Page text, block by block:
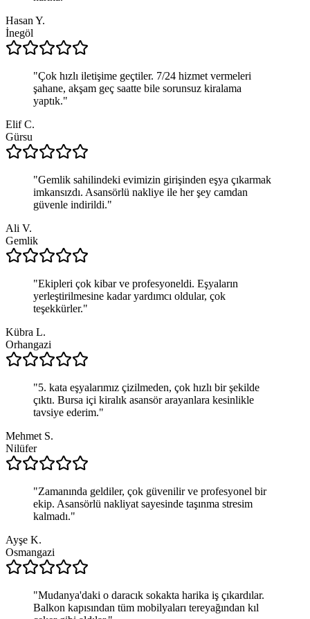
Hasan Y.
İnegöl
"Çok hızlı iletişime geçtiler. 7/24 hizmet vermeleri
şahane, akşam geç saatte bile sorunsuz kiralama
yaptık."
Elif C.
Gürsu
"Gemlik sahilindeki evimizin girişinden eşya çıkarmak
imkansızdı. Asansörlü nakliye ile her şey camdan
güvenle indirildi."
Ali V.
Gemlik
"Ekipleri çok kibar ve profesyoneldi. Eşyaların
yerleştirilmesine kadar yardımcı oldular, çok
teşekkürler."
Kübra L.
Orhangazi
"5. kata eşyalarımız çizilmeden, çok hızlı bir şekilde
çıktı. Bursa içi kiralık asansör arayanlara kesinlikle
tavsiye ederim."
Mehmet S.
Nilüfer
"Zamanında geldiler, çok güvenilir ve profesyonel bir
ekip. Asansörlü nakliyat sayesinde taşınma stresim
kalmadı."
Ayşe K.
Osmangazi
"Mudanya'daki o daracık sokakta harika iş çıkardılar.
Balkon kapısından tüm mobilyaları tereyağından kıl